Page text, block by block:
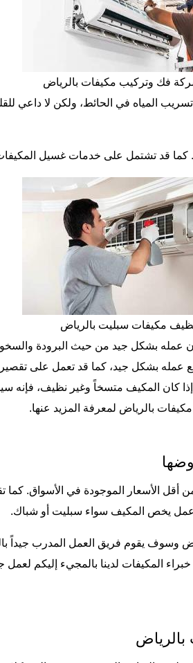
فك وتركيب مكيفات بالرياض
المياه في الحائط، ولكن لا داعي
قد تشتمل على خدمات غسيل المكيفات
مكيفات سبليت بالرياض
عمله بشكل جيد من حيث البرودة
وتمنع عمله بشكل جيد، كما قد تعمل على
كان المكيف متسخاً وغير نظيف،
بالرياض لمعرفة المزيد عنها.
الأسعار الموجودة في الأسواق. كما
عمل يخص المكيف سواء سبليت أو شباك.
وسوف يقوم فريق العمل المدرب
المكيفات لدينا بالمجيء إليكم لعمل